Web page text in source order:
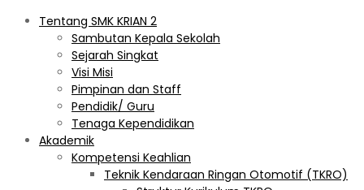
Tentang SMK KRIAN 2
Sambutan Kepala Sekolah
Sejarah Singkat
Visi Misi
Pimpinan dan Staff
Pendidik/ Guru
Tenaga Kependidikan
Akademik
Kompetensi Keahlian
Teknik Kendaraan Ringan Otomotif (TKRO)